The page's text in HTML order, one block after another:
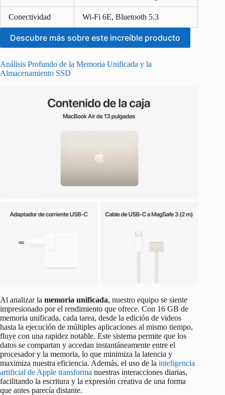
Conectividad Wi-Fi 6E, Bluetooth 5.3
Descubre más sobre este increíble producto
Análisis Profundo de la Memoria Unificada y la
Almacenamiento SSD
Al analizar la memoria unificada, nuestro equipo se siente
impresionado por el rendimiento que ofrece. Con 16 GB de
memoria unificada, cada tarea, desde la edición de videos
hasta la ejecución de múltiples aplicaciones al mismo tiempo,
fluye con una rapidez notable. Este sistema permite que los
datos se compartan y accedan instantáneamente entre el
procesador y la memoria, lo que minimiza la latencia y
maximiza nuestra eficiencia. Además, el uso de la inteligencia
artificial de Apple transforma nuestras interacciones diarias,
facilitando la escritura y la expresión creativa de una forma
que antes parecía distante.